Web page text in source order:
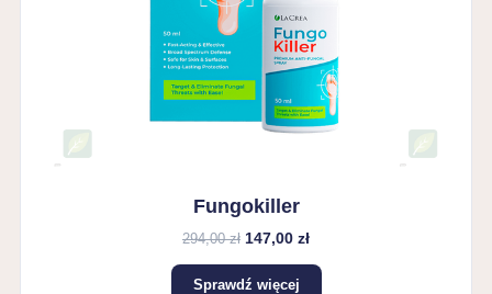
Fungokiller
294,00 zł 147,00 zł
Sprawdź więcej